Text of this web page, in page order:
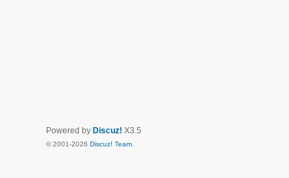
Powered by Discuz! X3.5
© 2001-2026 Discuz! Team